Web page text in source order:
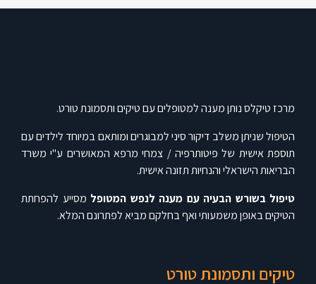
מרכז טיקלס נותן מענה למטופלים עם טיקים ותסמונת טורט.
הטיפול שניתן משלב דיקור סיני למבוגרים ומותאם במיוחד לילדים עם
תוספת אישית של פיטותרפיה / צמחי מרפא המאושרים ע"י משרד
הבריאות הישראלי והנחיות תזונה אישית.
טיפול בשורש הבעיה עם מענה לנפש המטופל מסייע להפחתת
הטיקים באופן משמעותי ואף בחלקם מביא לפתרונם המלא.
טיקים ותסמונת טורט